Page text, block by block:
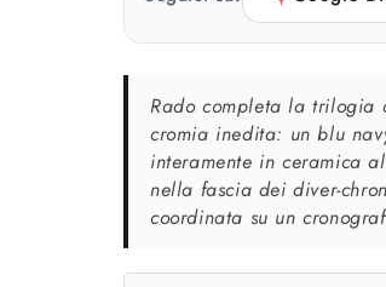
Rado completa la trilogia
cromia inedita: un blu
interamente in ceramica
nella fascia dei diver-
coordinata su un